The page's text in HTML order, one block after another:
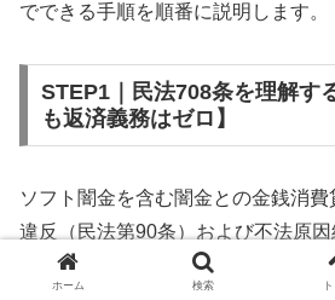
でできる手順を順番に説明します。
STEP1｜民法708条を理解す
も返済義務はゼロ】
ソフト闇金を含む闇金との金銭消
違反（民法第90条）および不法原因
に該当するため、法的には無効です
ホーム 検索